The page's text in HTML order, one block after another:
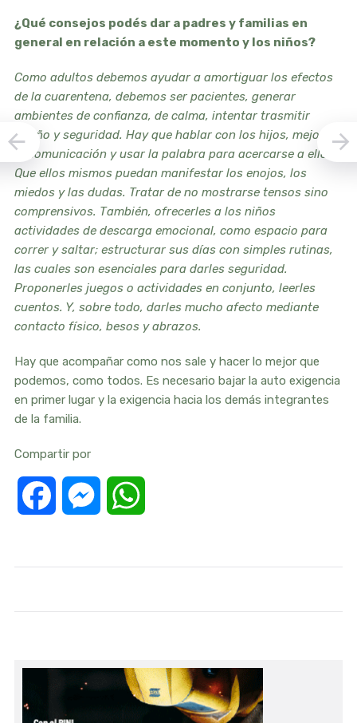
¿Qué consejos podés dar a padres y familias en
general en relación a este momento y los niños?
Como adultos debemos ayudar a amortiguar los efectos
de la cuarentena, debemos ser pacientes, generar
ambientes de confianza, de calma, intentar trasmitir
cariño y seguridad. Hay que hablar con los hijos, mejorar
la comunicación y usar la palabra para acercarse a ellos.
Que ellos mismos puedan manifestar los enojos, los
miedos y las dudas. Tratar de no mostrarse tensos sino
comprensivos. También, ofrecerles a los niños
actividades de descarga emocional, como espacio para
correr y saltar; estructurar sus días con simples rutinas,
las cuales son esenciales para darles seguridad.
Proponerles juegos o actividades en conjunto, leerles
cuentos. Y, sobre todo, darles mucho afecto mediante
contacto físico, besos y abrazos.
Hay que acompañar como nos sale y hacer lo mejor que
podemos, como todos. Es necesario bajar la auto exigencia
en primer lugar y la exigencia hacia los demás integrantes
de la familia.
Compartir por
Facebook Messenger